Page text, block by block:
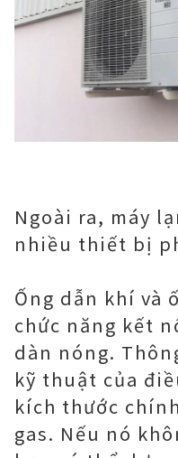
Ngoài ra, máy
nhiều thiết bị
Ống dẫn khí và
chức năng kết
dàn nóng.
kỹ thuật của
kích thước
gas. Nếu nó